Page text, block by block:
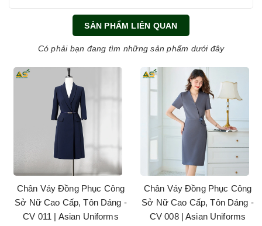
SẢN PHẨM LIÊN QUAN
Có phải bạn đang tìm những sản phẩm dưới đây
Chân Váy Đồng Phục Công
Sở Nữ Cao Cấp, Tôn Dáng -
CV 011 | Asian Uniforms
Chân Váy Đồng Phục Công
Sở Nữ Cao Cấp, Tôn Dáng -
CV 008 | Asian Uniforms